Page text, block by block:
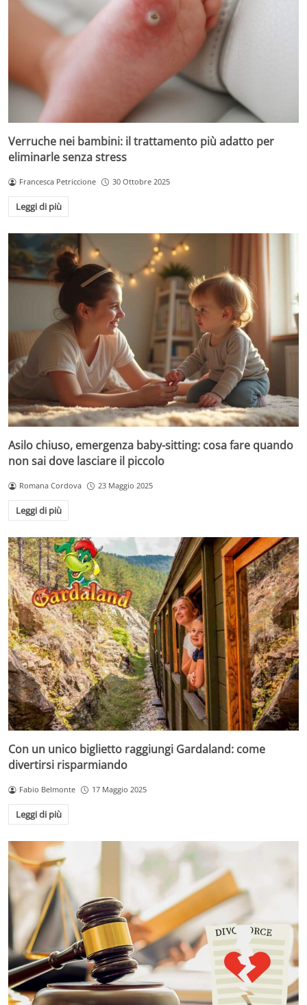
Verruche nei bambini: il trattamento più adatto per
eliminarle senza stress
Francesca Petriccione 30 Ottobre 2025
Leggi di più
Asilo chiuso, emergenza baby-sitting: cosa fare quando
non sai dove lasciare il piccolo
Romana Cordova 23 Maggio 2025
Leggi di più
Con un unico biglietto raggiungi Gardaland: come
divertirsi risparmiando
Fabio Belmonte 17 Maggio 2025
Leggi di più